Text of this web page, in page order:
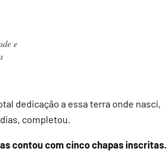
e
dedicação a essa terra onde nasci,
completou.
contou com cinco chapas inscritas.